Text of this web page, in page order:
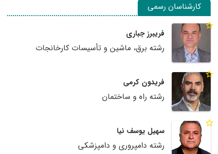
کارشناسان رسمی
فریبرز جباری
رشته برق، ماشین و تأسیسات کارخانجات
فریدون کرمی
رشته راه و ساختمان
سهیل یوسف نیا
رشته دامپروری و دامپزشکی